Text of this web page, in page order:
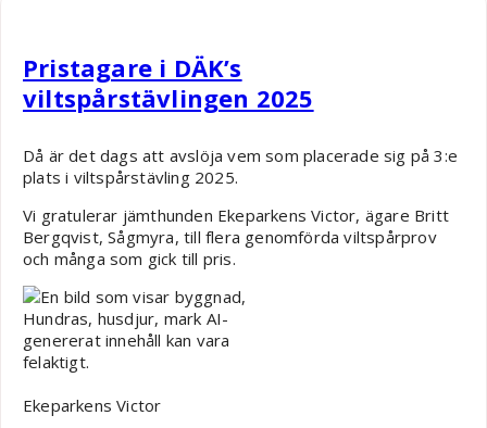
Pristagare i DÄK’s
viltspårstävlingen 2025
Då är det dags att avslöja vem som placerade sig på 3:e
plats i viltspårstävling 2025.
Vi gratulerar jämthunden Ekeparkens Victor, ägare Britt
Bergqvist, Sågmyra, till flera genomförda viltspårprov
och många som gick till pris.
Ekeparkens Victor